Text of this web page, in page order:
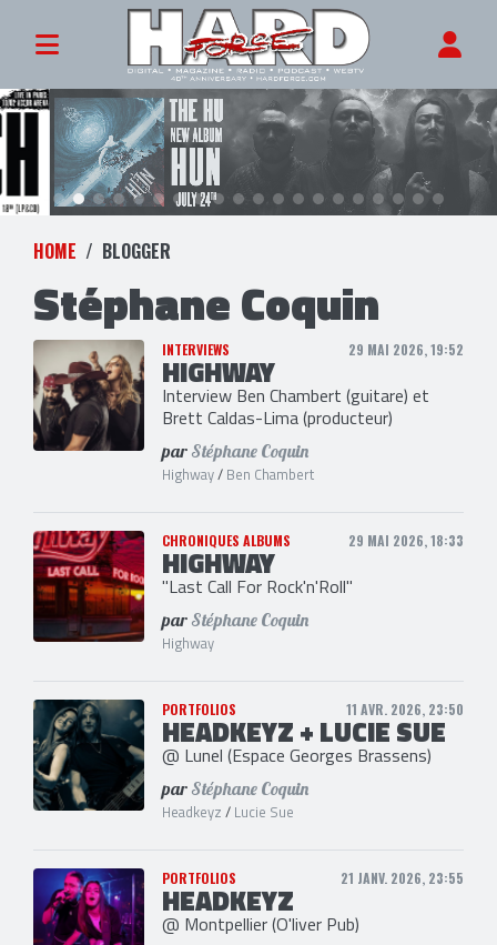
HOME BLOGGER
Stéphane Coquin
INTERVIEWS 29 MAI 2026, 19:52
HIGHWAY
Interview Ben Chambert (guitare) et
Brett Caldas-Lima (producteur)
par Stéphane Coquin
Highway/ Ben Chambert
CHRONIQUES ALBUMS 29 MAI 2026, 18:33
HIGHWAY
"Last Call For Rock'n'Roll"
par Stéphane Coquin
Highway
PORTFOLIOS 11 AVR. 2026, 23:50
HEADKEYZ + LUCIE SUE
@ Lunel (Espace Georges Brassens)
par Stéphane Coquin
Headkeyz / Lucie Sue
PORTFOLIOS 21 JANV. 2026, 23:55
HEADKEYZ
@ Montpellier (O'liver Pub)